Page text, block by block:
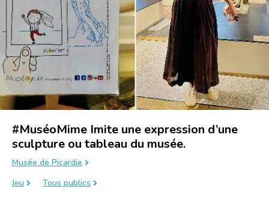
#MuséoMime Imite une expression d’une
sculpture ou tableau du musée.
Musée de Picardie
Jeu
Tous publics